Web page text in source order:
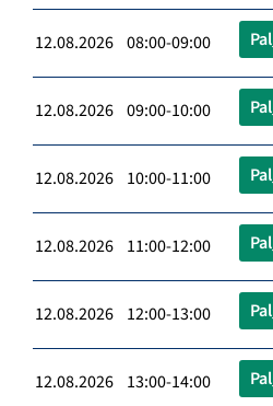
12.08.2026 08:00-09:00
12.08.2026 09:00-10:00
12.08.2026 10:00-11:00
12.08.2026 11:00-12:00
12.08.2026 12:00-13:00
12.08.2026 13:00-14:00